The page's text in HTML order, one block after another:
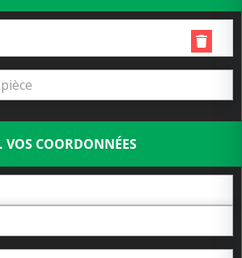
VOS COORDONNÉES